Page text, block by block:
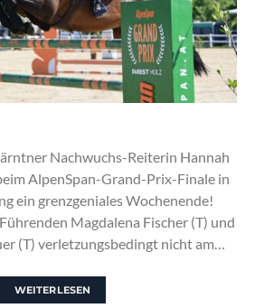
Nachwuchs-Reiterin Hannah
AlpenSpan-Grand-Prix-Finale in
ein grenzgeniales Wochenende!
Magdalena Fischer (T) und
(T) verletzungsbedingt nicht am…
WEITERLESEN